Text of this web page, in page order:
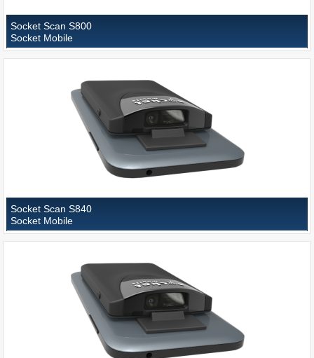
Socket Scan S800
Socket Mobile
Socket Scan S840
Socket Mobile